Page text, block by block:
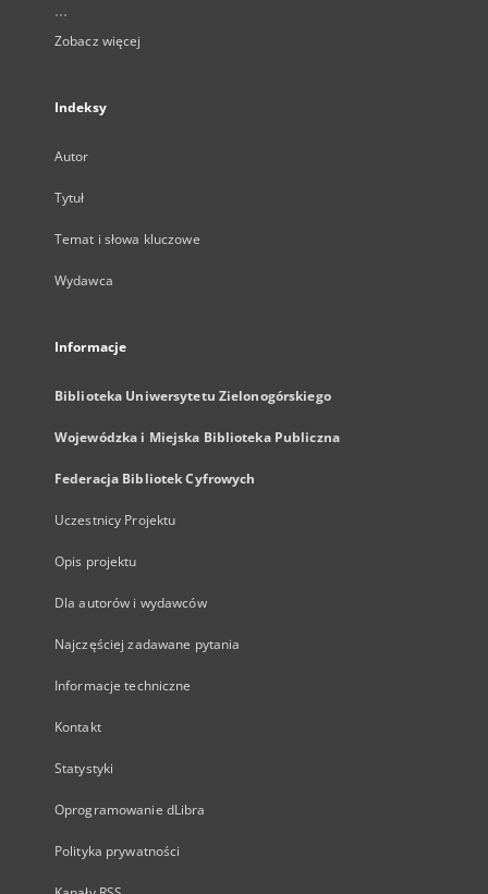
...
Zobacz więcej
Indeksy
Autor
Tytuł
Temat i słowa kluczowe
Wydawca
Informacje
Biblioteka Uniwersytetu Zielonogórskiego
Wojewódzka i Miejska Biblioteka Publiczna
Federacja Bibliotek Cyfrowych
Uczestnicy Projektu
Opis projektu
Dla autorów i wydawców
Najczęściej zadawane pytania
Informacje techniczne
Kontakt
Statystyki
Oprogramowanie dLibra
Polityka prywatności